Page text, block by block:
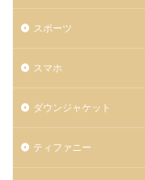
スポーツ
スマホ
ダウンジャケット
ティファニー